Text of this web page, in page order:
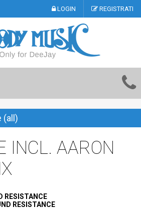
LOGIN REGISTRATI
(all)
INCL. AARON
RESISTANCE
RESISTANCE